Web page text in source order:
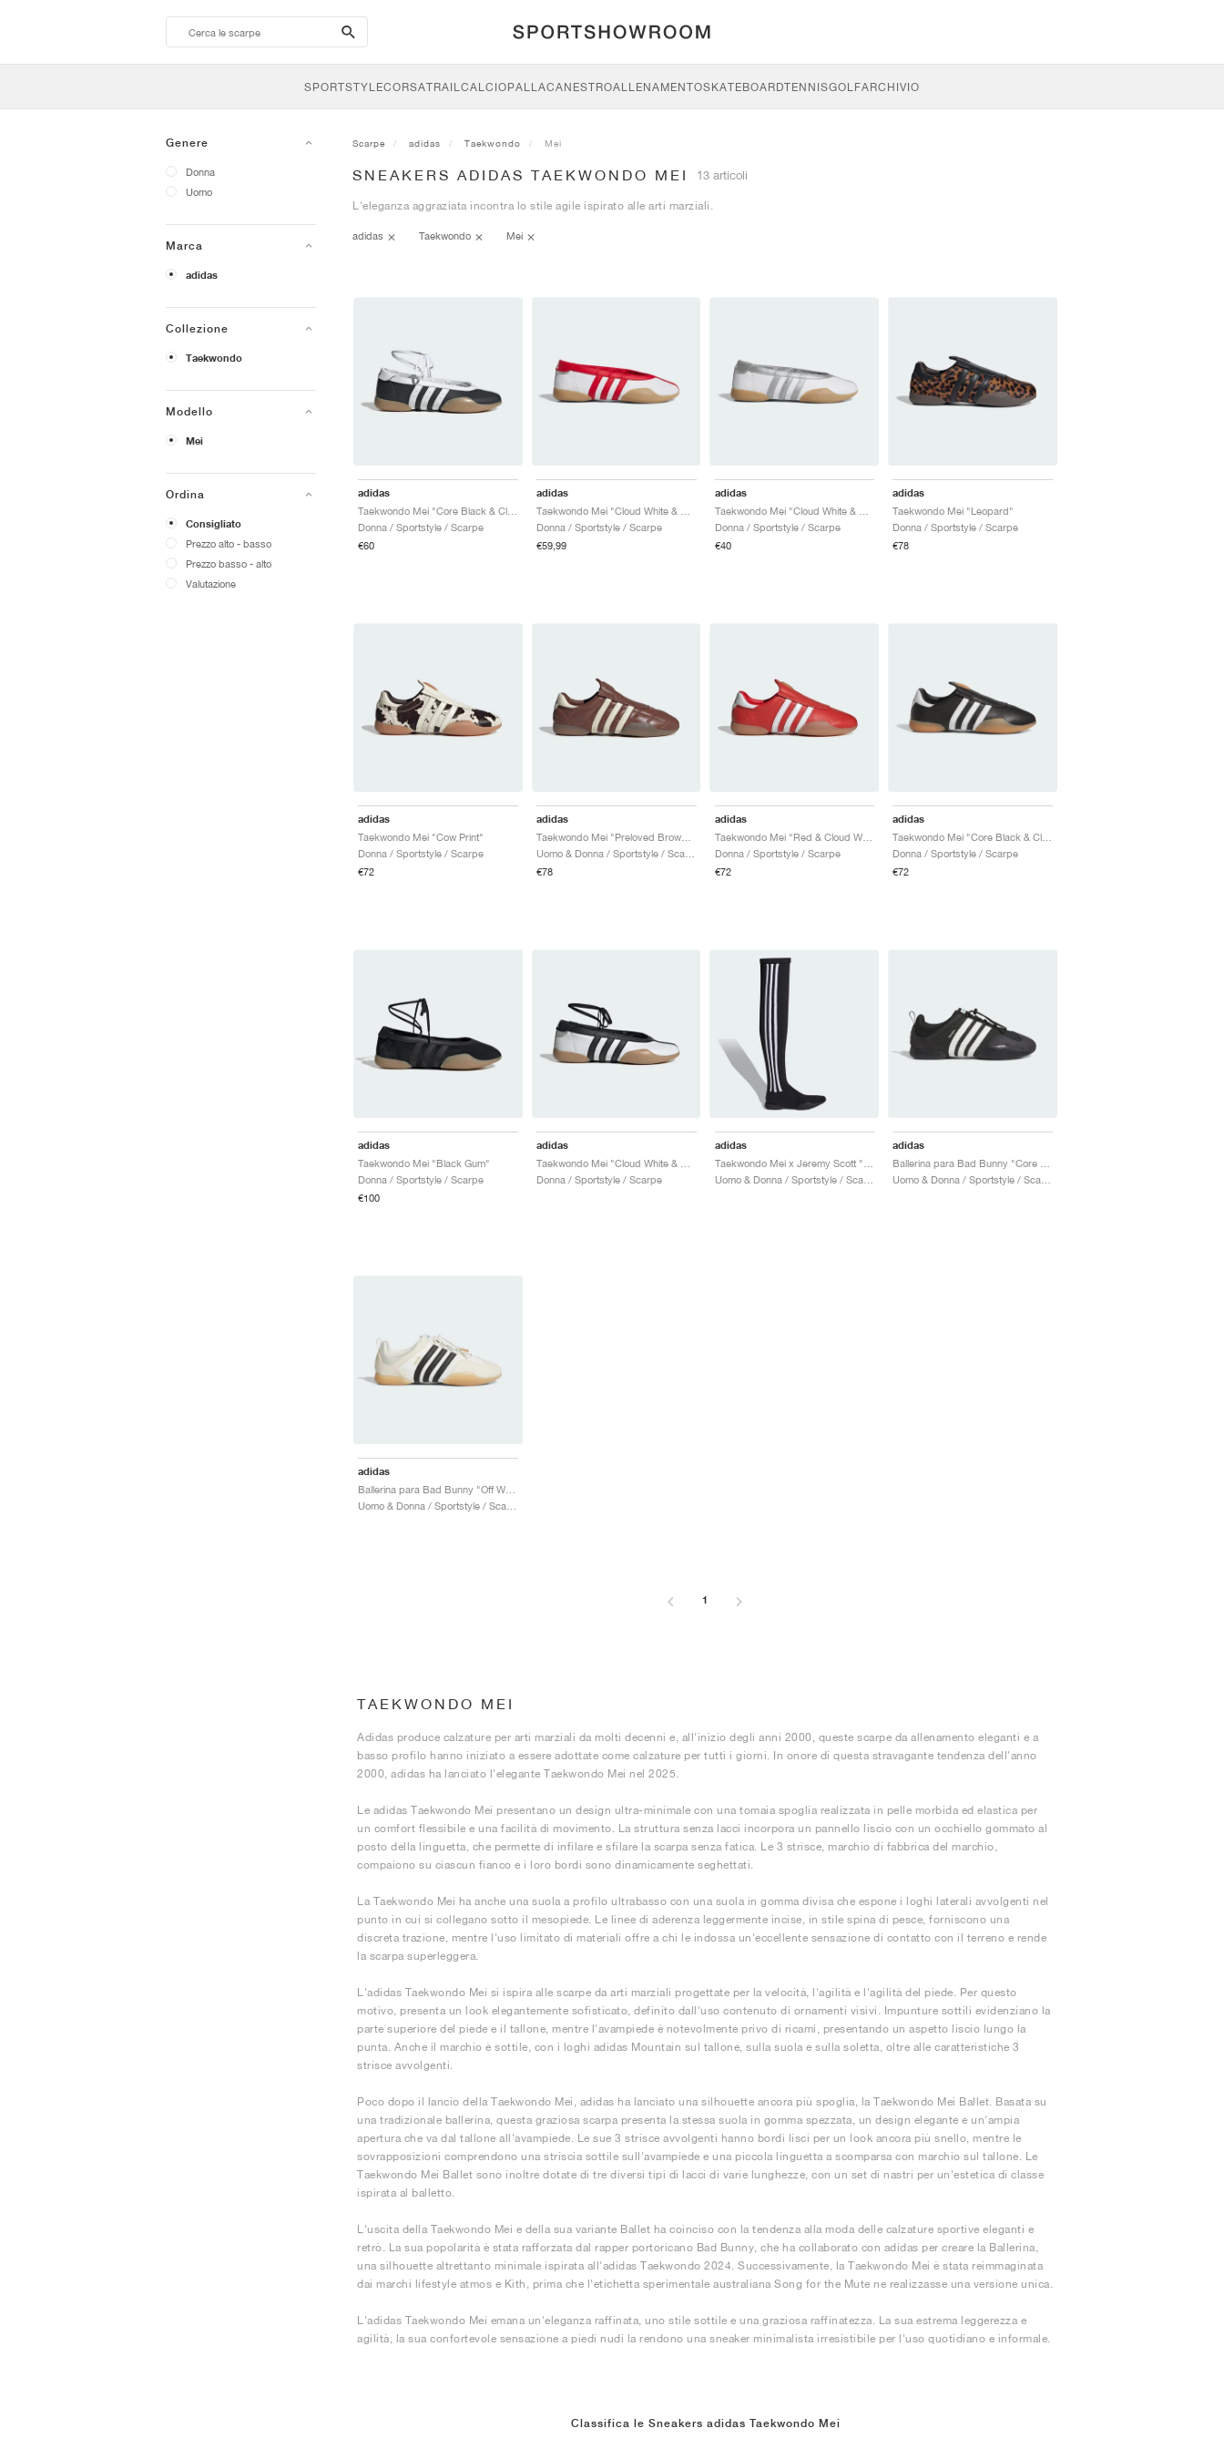
search-
btn
SPORTSTYLECORSATRAILCALCIOPALLACANESTROALLENAMENTOSKATEBOARDTENNISGOLFARCHIVIO
Genere
Donna
Uomo
Marca
adidas
Collezione
Taekwondo
Modello
Mei
Ordina
Consigliato
Prezzo alto - basso
Prezzo basso - alto
Valutazione
Scarpe adidas Taekwondo Mei
SNEAKERS ADIDAS TAEKWONDO MEI 13 articoli
L'eleganza aggraziata incontra lo stile agile ispirato alle arti marziali.
adidas Taekwondo Mei
adidas
Donna / Sportstyle / Scarpe
€60
adidas
Donna / Sportstyle / Scarpe
€59,99
adidas
Donna / Sportstyle / Scarpe
€40
adidas
Taekwondo Mei "Leopard"
Donna / Sportstyle / Scarpe
€78
adidas
Taekwondo Mei "Cow Print"
Donna / Sportstyle / Scarpe
€72
adidas
Taekwondo Mei "Preloved Brown & Cream White"
€78
adidas
Taekwondo Mei "Red & Cloud White"
Donna / Sportstyle / Scarpe
€72
adidas
Donna / Sportstyle / Scarpe
€72
adidas
Taekwondo Mei "Black Gum"
Donna / Sportstyle / Scarpe
€100
adidas
Donna / Sportstyle / Scarpe
adidas adidas
adidas
1
TAEKWONDO MEI
Adidas produce calzature per arti marziali da molti decenni e, all'inizio degli anni 2000, queste scarpe da allenamento eleganti e a
basso profilo hanno iniziato a essere adottate come calzature per tutti i giorni. In onore di questa stravagante tendenza dell'anno
2000, adidas ha lanciato l'elegante Taekwondo Mei nel 2025.
Le adidas Taekwondo Mei presentano un design ultra-minimale con una tomaia spoglia realizzata in pelle morbida ed elastica per
un comfort flessibile e una facilità di movimento. La struttura senza lacci incorpora un pannello liscio con un occhiello gommato al
posto della linguetta, che permette di infilare e sfilare la scarpa senza fatica. Le 3 strisce, marchio di fabbrica del marchio,
compaiono su ciascun fianco e i loro bordi sono dinamicamente seghettati.
La Taekwondo Mei ha anche una suola a profilo ultrabasso con una suola in gomma divisa che espone i loghi laterali avvolgenti nel
punto in cui si collegano sotto il mesopiede. Le linee di aderenza leggermente incise, in stile spina di pesce, forniscono una
discreta trazione, mentre l'uso limitato di materiali offre a chi le indossa un'eccellente sensazione di contatto con il terreno e rende
la scarpa superleggera.
L'adidas Taekwondo Mei si ispira alle scarpe da arti marziali progettate per la velocità, l'agilità e l'agilità del piede. Per questo
motivo, presenta un look elegantemente sofisticato, definito dall'uso contenuto di ornamenti visivi. Impunture sottili evidenziano la
parte superiore del piede e il tallone, mentre l'avampiede è notevolmente privo di ricami, presentando un aspetto liscio lungo la
punta. Anche il marchio è sottile, con i loghi adidas Mountain sul tallone, sulla suola e sulla soletta, oltre alle caratteristiche 3
strisce avvolgenti.
Poco dopo il lancio della Taekwondo Mei, adidas ha lanciato una silhouette ancora più spoglia, la Taekwondo Mei Ballet. Basata su
una tradizionale ballerina, questa graziosa scarpa presenta la stessa suola in gomma spezzata, un design elegante e un'ampia
apertura che va dal tallone all'avampiede. Le sue 3 strisce avvolgenti hanno bordi lisci per un look ancora più snello, mentre le
sovrapposizioni comprendono una striscia sottile sull'avampiede e una piccola linguetta a scomparsa con marchio sul tallone. Le
Taekwondo Mei Ballet sono inoltre dotate di tre diversi tipi di lacci di varie lunghezze, con un set di nastri per un'estetica di classe
ispirata al balletto.
L'uscita della Taekwondo Mei e della sua variante Ballet ha coinciso con la tendenza alla moda delle calzature sportive eleganti e
retrò. La sua popolarità è stata rafforzata dal rapper portoricano Bad Bunny, che ha collaborato con adidas per creare la Ballerina,
una silhouette altrettanto minimale ispirata all'adidas Taekwondo 2024. Successivamente, la Taekwondo Mei è stata reimmaginata
dai marchi lifestyle atmos e Kith, prima che l'etichetta sperimentale australiana Song for the Mute ne realizzasse una versione unica.
L'adidas Taekwondo Mei emana un'eleganza raffinata, uno stile sottile e una graziosa raffinatezza. La sua estrema leggerezza e
agilità, la sua confortevole sensazione a piedi nudi la rendono una sneaker minimalista irresistibile per l'uso quotidiano e informale.
Classifica le Sneakers adidas Taekwondo Mei